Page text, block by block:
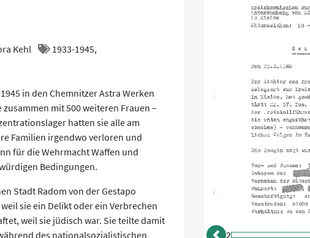
Kehl
1933-1945,
in den Chemnitzer Astra Werken
mit 500 weiteren Frauen –
hatten sie alle am
Familien irgendwo verloren und
für die Wehrmacht Waffen und
Bedingungen.
Stadt Radom von der Gestapo
sie ein Delikt oder ein Verbrechen
weil sie jüdisch war. Sie teilte damit
des nationalsozialistischen
2